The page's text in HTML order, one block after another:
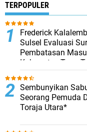
TERPOPULER
Frederick
Sulsel Evaluasi
Pembatasan
Kabupaten Tana
Sembunyikan
Seorang Pemuda
Toraja Utara*